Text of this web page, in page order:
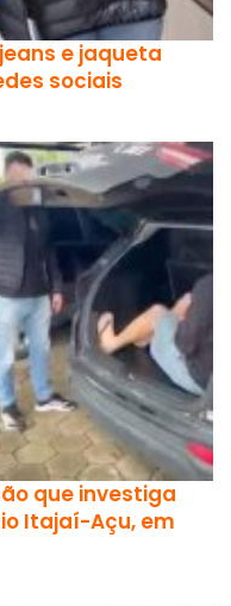
e jaqueta
sociais
que investiga
Itajaí-Açu, em